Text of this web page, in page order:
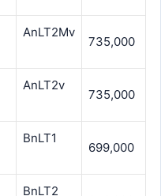
AnLT2Mv
735,000
AnLT2v
735,000
BnLT1
699,000
BnLT2